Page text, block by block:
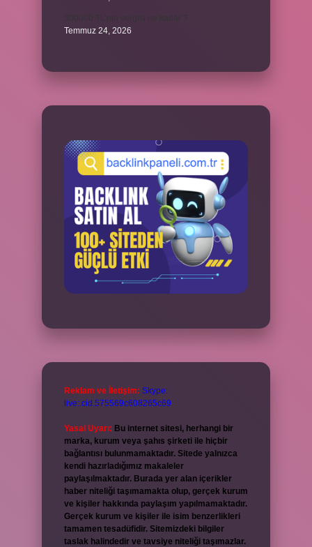
Temmuz 24, 2026
Reklam ve İletişim: Skype:
live:.cid.575569c608265c69
Yasal Uyarı: Bu internet sitesi, herhangi bir
marka, kurum veya şahıs şirketi ile hiçbir
bağlantısı bulunmamaktadır. Sitede yalnızca
kendi hazırladığımız makaleler
paylaşılmaktadır. Burada yer alan içerikler
haber niteliği taşımamakta olup, gerçek kurum
ve kişiler hakkında paylaşım yapılmamaktadır.
Gerçek kurum ve kişiler ile isim benzerlikleri
tamamen tesadüfidir. Sitemizdeki bilgiler
taslak halindedir ve tavsiye niteliği taşımazlar.